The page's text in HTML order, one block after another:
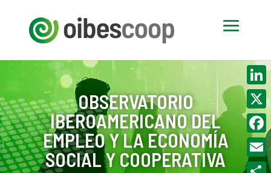
OBSERVATORIO
IBEROAMERICANO DEL
EMPLEO Y LA ECONOMÍA
SOCIAL Y COOPERATIVA
X
Email